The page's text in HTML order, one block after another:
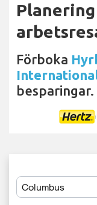
Förboka
besparingar.